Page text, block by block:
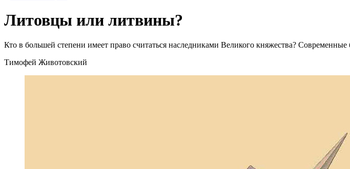
Литовцы или литвины?
Кто в большей степени имеет право считаться наследниками Великого княжества?
Тимофей Животовский